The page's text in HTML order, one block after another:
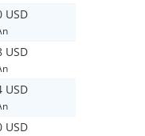
USD
USD
USD
USD